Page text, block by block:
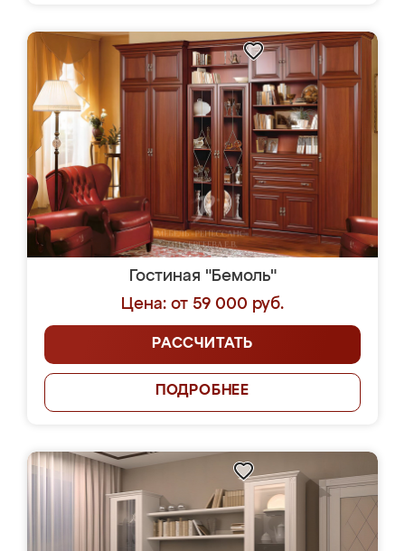
Гостиная "Бемоль"
Цена: от 59 000 руб.
РАССЧИТАТЬ
ПОДРОБНЕЕ